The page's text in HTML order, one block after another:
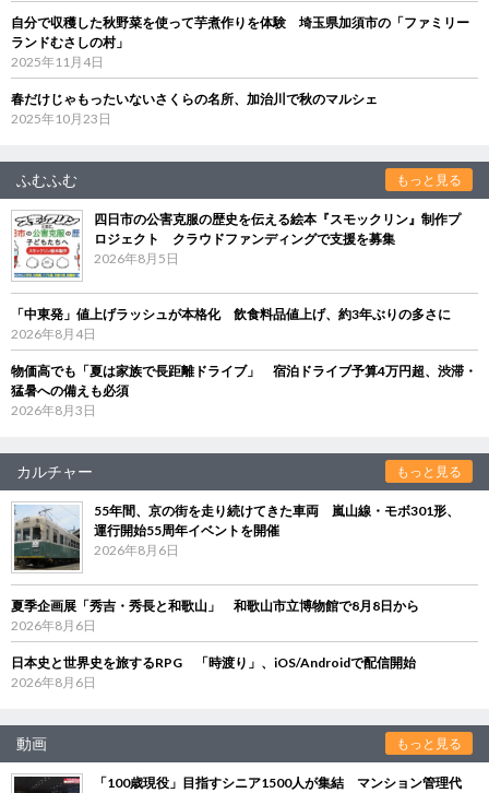
自分で収穫した秋野菜を使って芋煮作りを体験 埼玉県加須市の「ファミリー
ランドむさしの村」
2025年11月4日
春だけじゃもったいないさくらの名所、加治川で秋のマルシェ
2025年10月23日
ふむふむ もっと見る
四日市の公害克服の歴史を伝える絵本『スモックリン』制作プ
ロジェクト クラウドファンディングで支援を募集
2026年8月5日
「中東発」値上げラッシュが本格化 飲食料品値上げ、約3年ぶりの多さに
2026年8月4日
物価高でも「夏は家族で長距離ドライブ」 宿泊ドライブ予算4万円超、渋滞・
猛暑への備えも必須
2026年8月3日
カルチャー もっと見る
55年間、京の街を走り続けてきた車両 嵐山線・モボ301形、
運行開始55周年イベントを開催
2026年8月6日
夏季企画展「秀吉・秀長と和歌山」 和歌山市立博物館で8月8日から
2026年8月6日
日本史と世界史を旅するRPG 「時渡り」、iOS/Androidで配信開始
2026年8月6日
動画 もっと見る
「100歳現役」目指すシニア1500人が集結 マンション管理代